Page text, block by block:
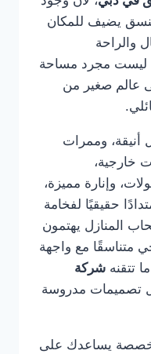
يضيف للمكان
والراحة
ليست مجرد مساحة
عالم صغير من
وممرات
خارجية،
وإنارة مميزة،
حقيقيًا لفخامة
المنازل يهتمون
متناسقًا مع واجهة
تتقنه شركة
تصميمات مدروسة
يساعدك على